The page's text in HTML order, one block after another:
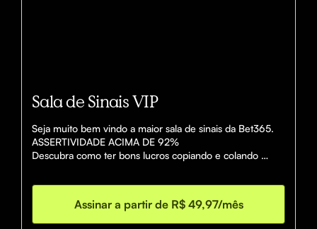
Sala de Sinais VIP
Seja muito bem vindo a maior sala de sinais da Bet365.
ASSERTIVIDADE ACIMA DE 92%
Descubra como ter bons lucros copiando e colando
Domine esse mercado ou seja engolido por ele.
Assinar a partir de R$ 49,97/mês